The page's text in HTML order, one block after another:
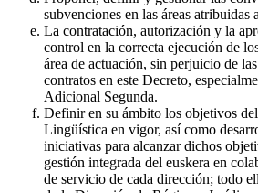
subvenciones en las áreas atribuidas
La contratación, autorización y la
control en la correcta ejecución de
área de actuación, sin perjuicio de
contratos en este Decreto,
Adicional Segunda.
Definir en su ámbito los objetivos
Lingüística en vigor, así como
iniciativas para alcanzar dichos
gestión integrada del euskera en
de servicio de cada dirección; todo